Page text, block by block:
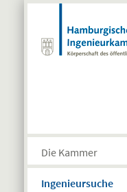
Direkt zum Inhalt
Die Kammer
Ingenieursuche